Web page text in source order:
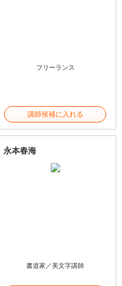
フリーランス
講師候補に入れる
永本春海
書道家／美文字講師